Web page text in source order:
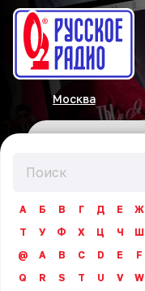
Москва
А Б В Г Д Е Ж
Т
У Ф Х Ц Ч Ш
@
A B C D E F
Q
R S T U V W